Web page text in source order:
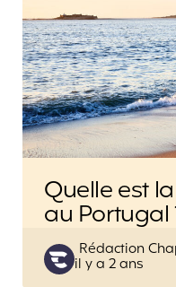
Quelle est
au Portugal
Posted
by
Rédaction
il y a 2 ans